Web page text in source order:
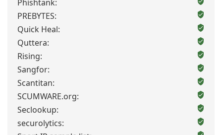
Phishtank:
PREBYTES:
Quick Heal:
Quttera:
Rising:
Sangfor:
Scantitan:
SCUMWARE.org:
Seclookup:
securolytics: